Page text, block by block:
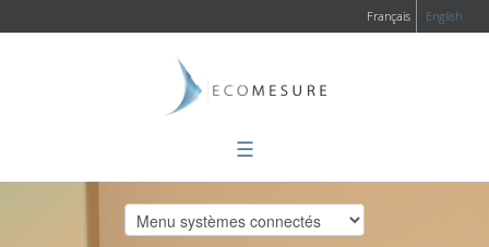
Français English
☰